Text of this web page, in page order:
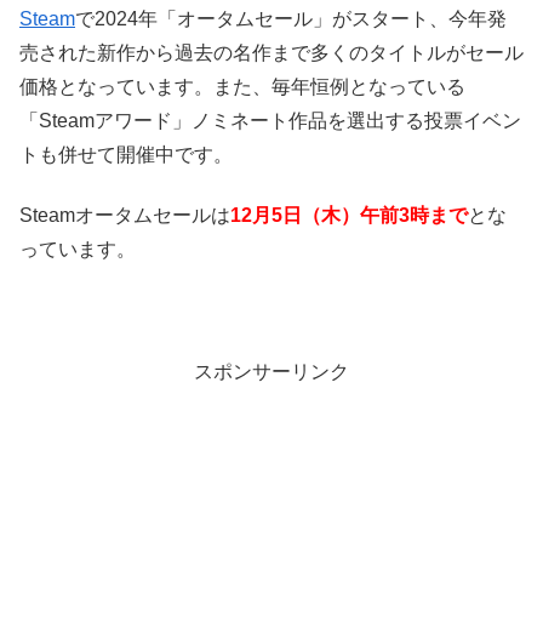
Steamで2024年「オータムセール」がスタート、今年発
売された新作から過去の名作まで多くのタイトルがセール
価格となっています。また、毎年恒例となっている
「Steamアワード」ノミネート作品を選出する投票イベン
トも併せて開催中です。
Steamオータムセールは12月5日（木）午前3時までとな
っています。
スポンサーリンク